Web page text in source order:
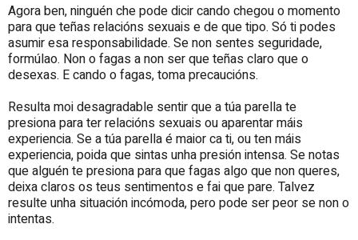
Agora ben, ninguén che pode dicir cando chegou o momento
para que teñas relacións sexuais e de que tipo. Só ti podes
asumir esa responsabilidade. Se non sentes seguridade,
formúlao. Non o fagas a non ser que teñas claro que o
desexas. E cando o fagas, toma precaucións.
Resulta moi desagradable sentir que a túa parella te
presiona para ter relacións sexuais ou aparentar máis
experiencia. Se a túa parella é maior ca ti, ou ten máis
experiencia, poida que sintas unha presión intensa. Se notas
que alguén te presiona para que fagas algo que non queres,
deixa claros os teus sentimentos e fai que pare. Talvez
resulte unha situación incómoda, pero pode ser peor se non o
intentas.